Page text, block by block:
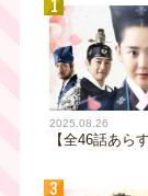
1
2025.08.26
【全46話あら
み】韓国ドラ
ジョンイ』
月11日（木）
3